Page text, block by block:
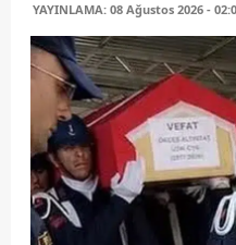
YAYINLAMA: 08 Ağustos 2026 -